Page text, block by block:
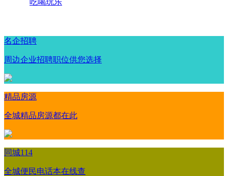
名企招聘
周边企业招聘职位供您选择
精品房源
全城精品房源都在此
同城114
全城便民电话本在线查